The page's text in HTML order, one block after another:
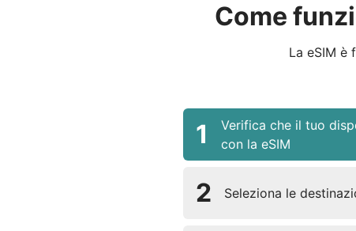
Come
La eSIM è
1
Verifica che il tuo
con la eSIM
2 Seleziona le